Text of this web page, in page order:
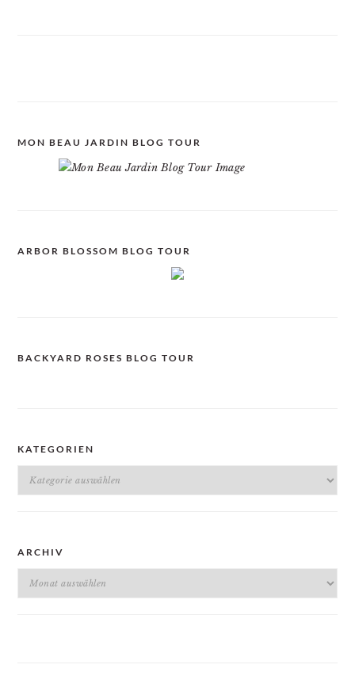
MON BEAU JARDIN BLOG TOUR
ARBOR BLOSSOM BLOG TOUR
BACKYARD ROSES BLOG TOUR
KATEGORIEN
Kategorien
ARCHIV
Archiv